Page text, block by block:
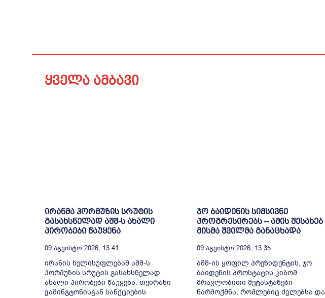
ყველა ამბავი
ირანმა ჰორმუზის სრუტის
გასახსნელად აშშ-ს ახალი
პირობები წაუყენა
09 Აგვისტო 2026, 13:41
ირანის ხელისუფლებამ აშშ-ს
ჰორმუზის სრუტის გასახსნელად
ახალი პირობები წაუყენა. თეირანი
ვაშინგტონისგან სანქციების
ჯო ბაიდენის სიმსივნე
პროგრესირებს – ამის შესახებ
მისმა შვილმა განაცხადა
09 Აგვისტო 2026, 13:35
აშშ-ის ყოფილ პრეზიდენტის, ჯო
ბაიდენის პროსტატის კიბომ
მრავლობითი მეტასტაზები
წარმოქმნა, რომლებიც ძვლებსა და